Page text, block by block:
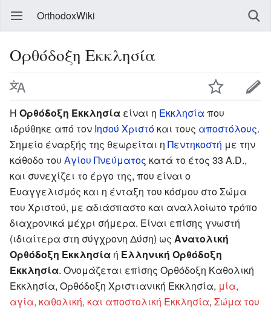
OrthodoxWiki
Ορθόδοξη Εκκλησία
Η Ορθόδοξη Εκκλησία είναι η Εκκλησία που
ιδρύθηκε από τον Ιησού Χριστό και τους αποστόλους.
Σημείο έναρξής της θεωρείται η Πεντηκοστή με την
κάθοδο του Αγίου Πνεύματος κατά το έτος 33 A.D.,
και συνεχίζει το έργο της, που είναι ο
Ευαγγελισμός και η ένταξη του κόσμου στο Σώμα
του Χριστού, με αδιάσπαστο και αναλλοίωτο τρόπο
διαχρονικά μέχρι σήμερα. Είναι επίσης γνωστή
(ιδιαίτερα στη σύγχρονη Δύση) ως Ανατολική
Ορθόδοξη Εκκλησία ή Ελληνική Ορθόδοξη
Εκκλησία. Ονομάζεται επίσης Ορθόδοξη Καθολική
Εκκλησία, Ορθόδοξη Χριστιανική Εκκλησία, μία,
αγία, καθολική, και αποστολική Εκκλησία, Σώμα του